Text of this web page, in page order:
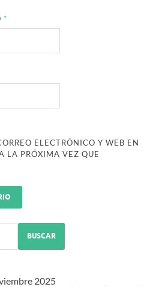
*
ELECTRÓNICO Y WEB EN
LA PRÓXIMA VEZ QUE
BUSCAR
2025